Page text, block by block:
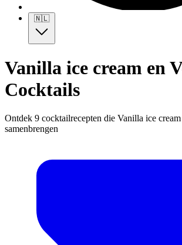
🇳🇱
Vanilla ice cream en
Cocktails
Ontdek 9 cocktailrecepten die Vanilla ice
samenbrengen